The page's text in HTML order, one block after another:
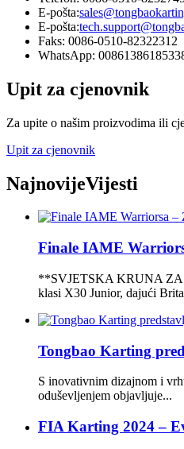
E-pošta:
E-pošta:
Faks: 0086-0510-82322312
WhatsApp:
Upit za cjenovnik
Za upite o našim proizvodima ili
Upit za cjenovnik
NajnovijeVijesti
Finale IAME
**SVJETSKA KRUNA ZA
klasi X30 Junior, dajući
Tongbao Karting
S inovativnim dizajnom i
oduševljenjem objavljuje...
FIA Karting 2024 –